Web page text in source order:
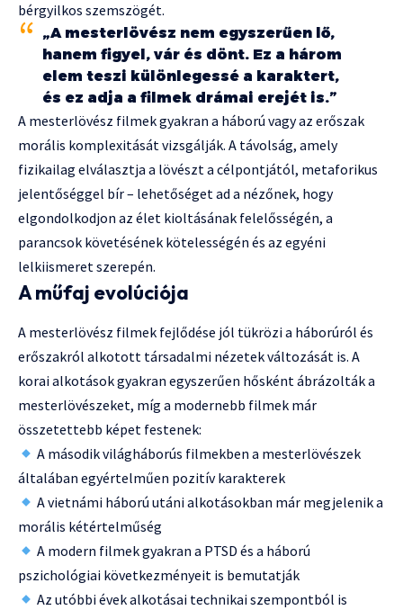
bérgyilkos szemszögét.
„A mesterlövész nem egyszerűen lő,
hanem figyel, vár és dönt. Ez a három
elem teszi különlegessé a karaktert,
és ez adja a filmek drámai erejét is.”
A mesterlövész filmek gyakran a háború vagy az erőszak
morális komplexitását vizsgálják. A távolság, amely
fizikailag elválasztja a lövészt a célpontjától, metaforikus
jelentőséggel bír – lehetőséget ad a nézőnek, hogy
elgondolkodjon az élet kioltásának felelősségén, a
parancsok követésének kötelességén és az egyéni
lelkiismeret szerepén.
A műfaj evolúciója
A mesterlövész filmek fejlődése jól tükrözi a háborúról és
erőszakról alkotott társadalmi nézetek változását is. A
korai alkotások gyakran egyszerűen hősként ábrázolták a
mesterlövészeket, míg a modernebb filmek már
összetettebb képet festenek:
A második világháborús filmekben a mesterlövészek
általában egyértelműen pozitív karakterek
A vietnámi háború utáni alkotásokban már megjelenik a
morális kétértelműség
A modern filmek gyakran a PTSD és a háború
pszichológiai következményeit is bemutatják
Az utóbbi évek alkotásai technikai szempontból is